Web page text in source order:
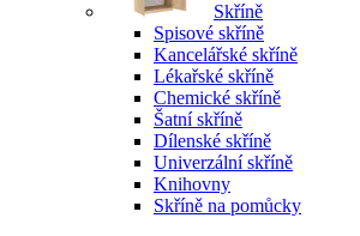
Skříně
Spisové skříně
Kancelářské skříně
Lékařské skříně
Chemické skříně
Šatní skříně
Dílenské skříně
Univerzální skříně
Knihovny
Skříně na pomůcky